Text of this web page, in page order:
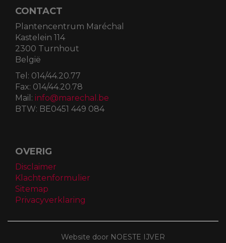
CONTACT
Plantencentrum Maréchal
Kastelein 114
2300 Turnhout
België
Tel: 014/44.20.77
Fax: 014/44.20.78
Mail: info@marechal.be
BTW: BE0451 449 084
OVERIG
Disclaimer
Klachtenformulier
Sitemap
Privacyverklaring
Website door NOESTE IJVER